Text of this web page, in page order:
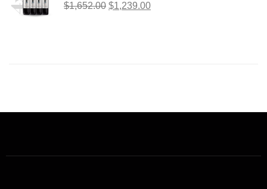
$1,652.00 $1,239.00